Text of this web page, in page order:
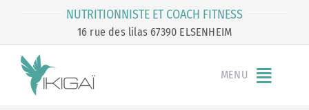
contenu
NUTRITIONNISTE ET COACH FITNESS
16 rue des lilas 67390 ELSENHEIM
MENU